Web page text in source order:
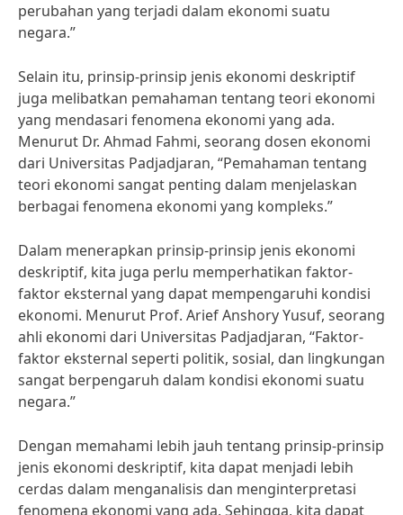
perubahan yang terjadi dalam ekonomi suatu
negara.”
Selain itu, prinsip-prinsip jenis ekonomi deskriptif
juga melibatkan pemahaman tentang teori ekonomi
yang mendasari fenomena ekonomi yang ada.
Menurut Dr. Ahmad Fahmi, seorang dosen ekonomi
dari Universitas Padjadjaran, “Pemahaman tentang
teori ekonomi sangat penting dalam menjelaskan
berbagai fenomena ekonomi yang kompleks.”
Dalam menerapkan prinsip-prinsip jenis ekonomi
deskriptif, kita juga perlu memperhatikan faktor-
faktor eksternal yang dapat mempengaruhi kondisi
ekonomi. Menurut Prof. Arief Anshory Yusuf, seorang
ahli ekonomi dari Universitas Padjadjaran, “Faktor-
faktor eksternal seperti politik, sosial, dan lingkungan
sangat berpengaruh dalam kondisi ekonomi suatu
negara.”
Dengan memahami lebih jauh tentang prinsip-prinsip
jenis ekonomi deskriptif, kita dapat menjadi lebih
cerdas dalam menganalisis dan menginterpretasi
fenomena ekonomi yang ada. Sehingga, kita dapat